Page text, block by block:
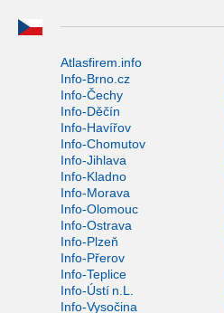
Atlasfirem.info
Info-Brno.cz
Info-Čechy
Info-Děčín
Info-Havířov
Info-Chomutov
Info-Jihlava
Info-Kladno
Info-Morava
Info-Olomouc
Info-Ostrava
Info-Plzeň
Info-Přerov
Info-Teplice
Info-Ústí n.L.
Info-Vysočina